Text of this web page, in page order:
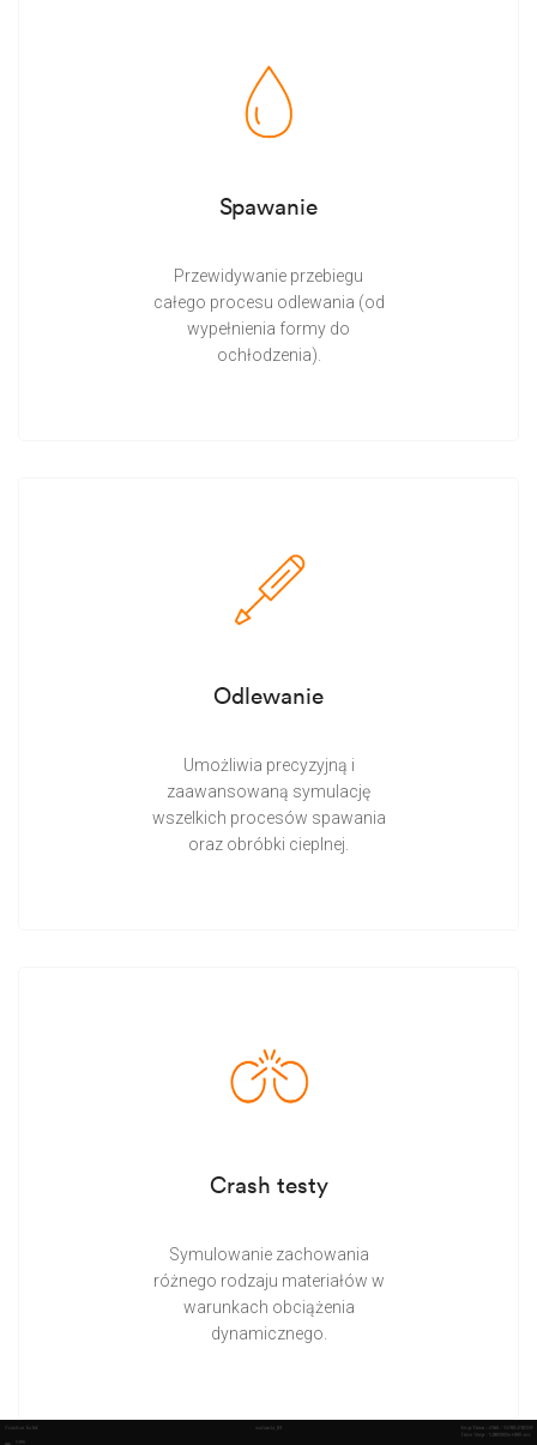
Spawanie
Przewidywanie przebiegu
całego procesu odlewania (od
wypełnienia formy do
ochłodzenia).
Odlewanie
Umożliwia precyzyjną i
zaawansowaną symulację
wszelkich procesów spawania
oraz obróbki cieplnej.
Crash testy
Symulowanie zachowania
różnego rodzaju materiałów w
warunkach obciążenia
dynamicznego.